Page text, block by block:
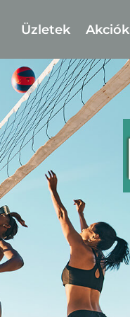
Üzletek Akciók